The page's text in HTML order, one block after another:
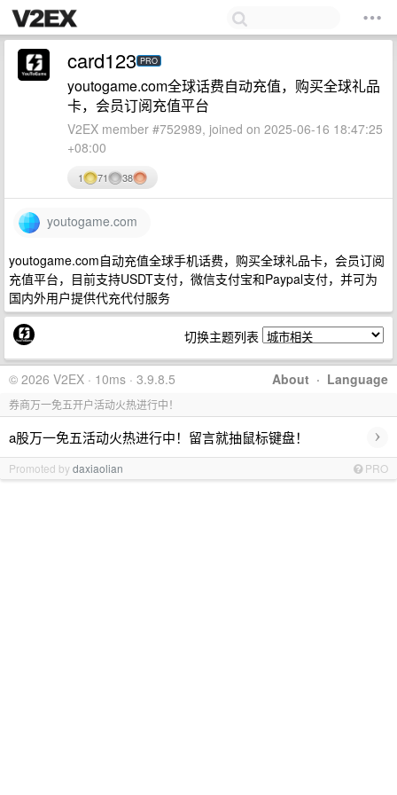
card123 PRO
youtogame.com全球话费自动充值，购买全球礼品
卡，会员订阅充值平台
V2EX member #752989, joined on 2025-06-16 18:47:25
+08:00
1 71 38
youtogame.com
youtogame.com自动充值全球手机话费，购买全球礼品卡，会员订阅
充值平台，目前支持USDT支付，微信支付宝和Paypal支付，并可为
国内外用户提供代充代付服务
切换主题列表
About · Language
© 2026 V2EX · 10ms · 3.9.8.5
券商万一免五开户活动火热进行中！
a股万一免五活动火热进行中！留言就抽鼠标键盘！ ›
Promoted bydaxiaolian PRO